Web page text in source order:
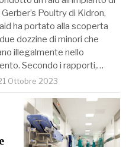
Poultry di Kidron,
ha portato alla scoperta
dozzine di minori che
illegalmente nello
Secondo i rapporti,…
Ottobre 2023